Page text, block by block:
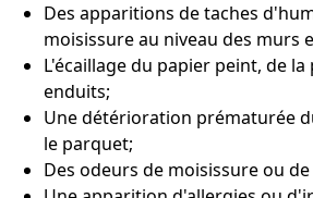
Des apparitions de taches
moisissure au niveau des murs
L'écaillage du papier peint, de
enduits;
Une détérioration prématurée
le parquet;
Des odeurs de moisissure ou